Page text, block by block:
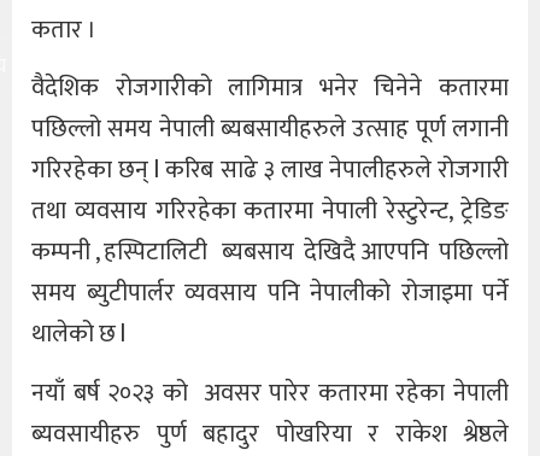
कतार ।
वैदेशिक रोजगारीको लागिमात्र भनेर चिनेने कतारमा
पछिल्लो समय नेपाली ब्यबसायीहरुले उत्साह पूर्ण लगानी
गरिरहेका छन् l करिब साढे ३ लाख नेपालीहरुले रोजगारी
तथा व्यवसाय गरिरहेका कतारमा नेपाली रेस्टुरेन्ट, ट्रेडिङ
कम्पनी , हस्पिटालिटी ब्यबसाय देखिदै आएपनि पछिल्लो
समय ब्युटीपार्लर व्यवसाय पनि नेपालीको रोजाइमा पर्ने
थालेको छ l
नयाँ बर्ष २०२३ को अवसर पारेर कतारमा रहेका नेपाली
ब्यवसायीहरु पुर्ण बहादुर पोखरिया र राकेश श्रेष्ठले